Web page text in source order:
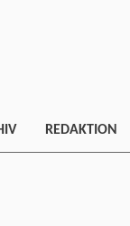
REDAKTION